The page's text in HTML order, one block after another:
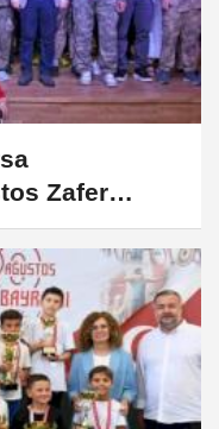
Zafer